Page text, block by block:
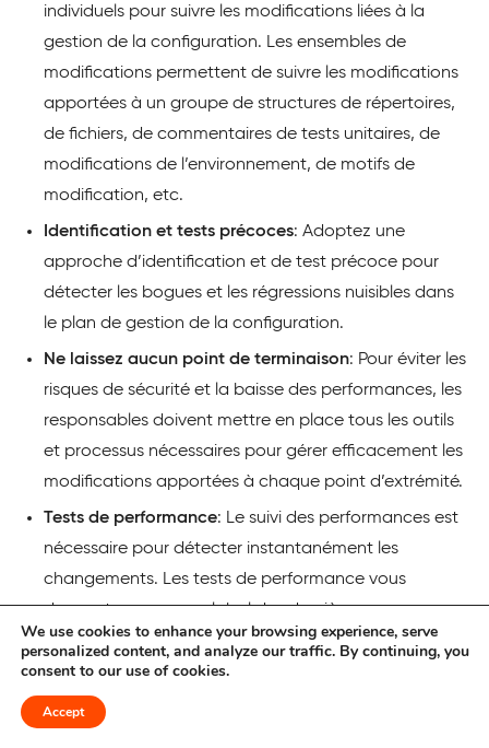
individuels pour suivre les modifications liées à la
gestion de la configuration. Les ensembles de
modifications permettent de suivre les modifications
apportées à un groupe de structures de répertoires,
de fichiers, de commentaires de tests unitaires, de
modifications de l’environnement, de motifs de
modification, etc.
Identification et tests précoces: Adoptez une
approche d’identification et de test précoce pour
détecter les bogues et les régressions nuisibles dans
le plan de gestion de la configuration.
Ne laissez aucun point de terminaison: Pour éviter les
risques de sécurité et la baisse des performances, les
responsables doivent mettre en place tous les outils
et processus nécessaires pour gérer efficacement les
modifications apportées à chaque point d’extrémité.
Tests de performance: Le suivi des performances est
nécessaire pour détecter instantanément les
changements. Les tests de performance vous
donnent un aperçu global des dernières
modifications apportées aux fonctionnalités du
système.
Évitez de résoudre les problèmes à l’aide de code
We use cookies to enhance your browsing experience, serve
personalized content, and analyze our traffic. By continuing, you
consent to our use of cookies.
Accept